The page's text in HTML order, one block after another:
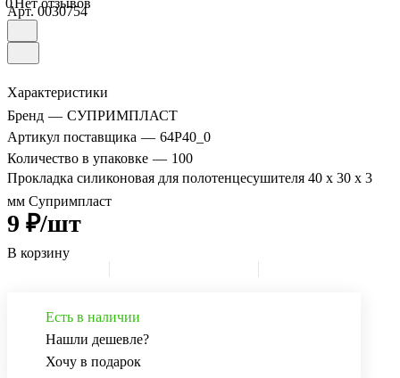
0 Нет отзывов
Арт.0030754
Характеристики
Бренд — СУПРИМПЛАСТ
Артикул поставщика — 64P40_0
Количество в упаковке — 100
Прокладка силиконовая для полотенцесушителя 40 х 30 х 3
мм Супримпласт
9 ₽/шт
В корзину
Есть в наличии
Нашли дешевле?
Хочу в подарок